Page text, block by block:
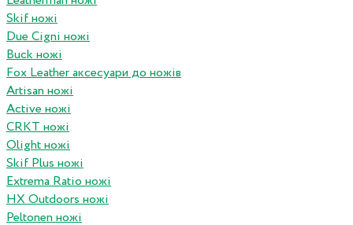
Skif ножі
Due Cigni ножі
Buck ножі
Fox Leather аксесуари до ножів
Artisan ножі
Active ножі
CRKT ножі
Olight ножі
Skif Plus ножі
Extrema Ratio ножі
HX Outdoors ножі
Peltonen ножі